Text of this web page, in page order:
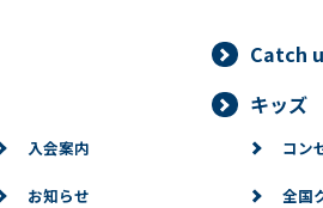
Catch
入会案内
お知らせ
キッズ
コン
全国